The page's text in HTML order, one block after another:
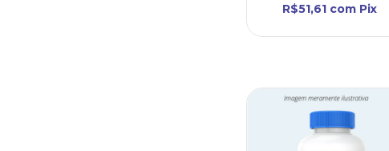
R$51,61 com Pix